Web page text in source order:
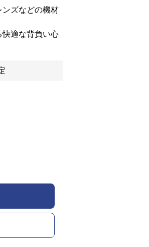
ンズなどの機材
快適な背負い心